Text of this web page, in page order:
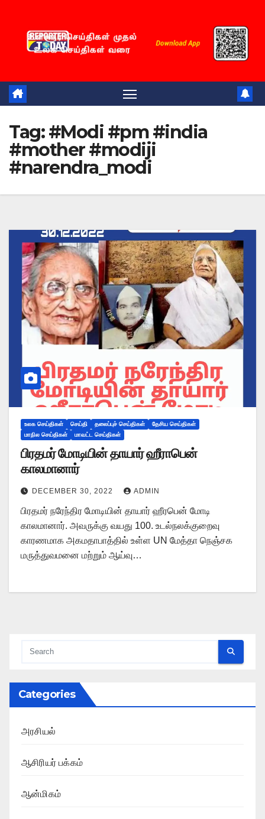
content
Tag:#Modi #pm #india
#mother #modiji
#narendra_modi
உலக செய்திகள் செய்தி தலைப்புச் செய்திகள்
தேசிய செய்திகள்
மாநில செய்திகள்
மாவட்ட செய்திகள்
பிரதமர் மோடியின் தாயார் ஹீராபென்
காலமானார்
DECEMBER 30, 2022 ADMIN
பிரதமர் நரேந்திர மோடியின் தாயார் ஹீரபென் மோடி
காலமானார். அவருக்கு வயது 100. உடல்நலக்குறைவு
காரணமாக அகமதாபாத்தில் உள்ள UN மேத்தா நெஞ்சக
மருத்துவமனை மற்றும் ஆய்வு…
Categories
அரசியல்
ஆசிரியர் பக்கம்
ஆன்மிகம்